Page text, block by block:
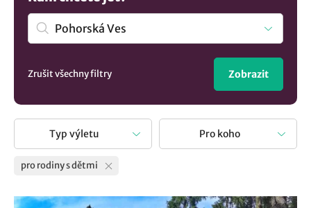
přesně podle představ celé vaší rodiny. U nás si vybere
každá rodina s dětmi.
Zrušit všechny filtry Zobrazit
Typ výletu Pro koho
pro rodiny s dětmi